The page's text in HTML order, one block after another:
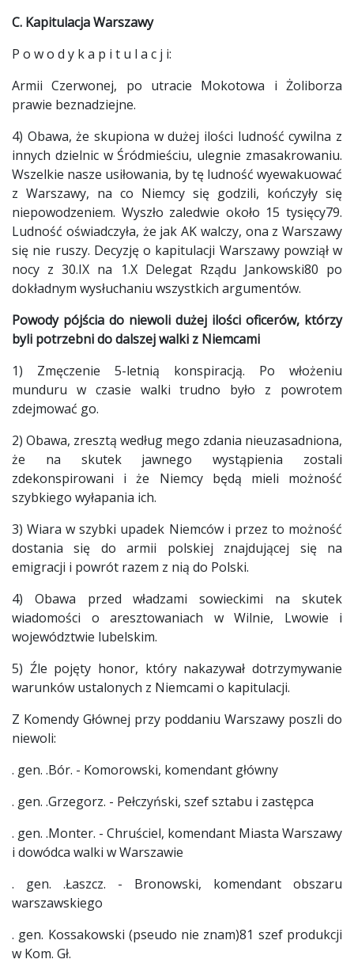
C. Kapitulacja Warszawy
P o w o d y k a p i t u l a c j i:
Armii Czerwonej, po utracie Mokotowa i Żoliborza
prawie beznadziejne.
4) Obawa, że skupiona w dużej ilości ludność cywilna z
innych dzielnic w Śródmieściu, ulegnie zmasakrowaniu.
Wszelkie nasze usiłowania, by tę ludność wyewakuować
z Warszawy, na co Niemcy się godzili, kończyły się
niepowodzeniem. Wyszło zaledwie około 15 tysięcy79.
Ludność oświadczyła, że jak AK walczy, ona z Warszawy
się nie ruszy. Decyzję o kapitulacji Warszawy powziął w
nocy z 30.IX na 1.X Delegat Rządu Jankowski80 po
dokładnym wysłuchaniu wszystkich argumentów.
Powody pójścia do niewoli dużej ilości oficerów, którzy
byli potrzebni do dalszej walki z Niemcami
1) Zmęczenie 5-letnią konspiracją. Po włożeniu
munduru w czasie walki trudno było z powrotem
zdejmować go.
2) Obawa, zresztą według mego zdania nieuzasadniona,
że na skutek jawnego wystąpienia zostali
zdekonspirowani i że Niemcy będą mieli możność
szybkiego wyłapania ich.
3) Wiara w szybki upadek Niemców i przez to możność
dostania się do armii polskiej znajdującej się na
emigracji i powrót razem z nią do Polski.
4) Obawa przed władzami sowieckimi na skutek
wiadomości o aresztowaniach w Wilnie, Lwowie i
województwie lubelskim.
5) Źle pojęty honor, który nakazywał dotrzymywanie
warunków ustalonych z Niemcami o kapitulacji.
Z Komendy Głównej przy poddaniu Warszawy poszli do
niewoli:
. gen. .Bór. - Komorowski, komendant główny
. gen. .Grzegorz. - Pełczyński, szef sztabu i zastępca
. gen. .Monter. - Chruściel, komendant Miasta Warszawy
i dowódca walki w Warszawie
. gen. .Łaszcz. - Bronowski, komendant obszaru
warszawskiego
. gen. Kossakowski (pseudo nie znam)81 szef produkcji
w Kom. Gł.